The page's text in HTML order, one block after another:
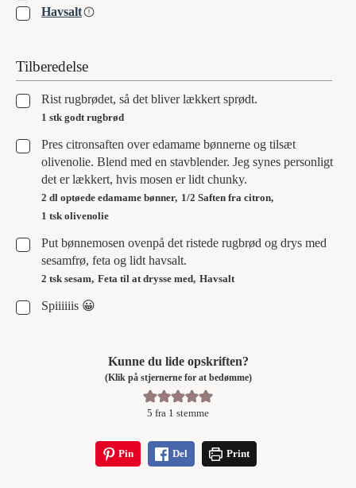
▢
Havsalt
Tilberedelse
▢
Rist rugbrødet, så det bliver lækkert sprødt.
1 stk godt rugbrød
▢
Pres citronsaften over edamame bønnerne og tilsæt
olivenolie. Blend med en stavblender. Jeg synes personligt
det er lækkert, hvis mosen er lidt chunky.
2 dl optøede edamame bønner, 1/2 Saften fra citron,
1 tsk olivenolie
▢
Put bønnemosen ovenpå det ristede rugbrød og drys med
sesamfrø, feta og lidt havsalt.
2 tsk sesam, Feta til at drysse med, Havsalt
▢
Spiiiiiis 😀
Kunne du lide opskriften?
(Klik på stjernerne for at bedømme)
5 fra 1 stemme
Pin Del Print